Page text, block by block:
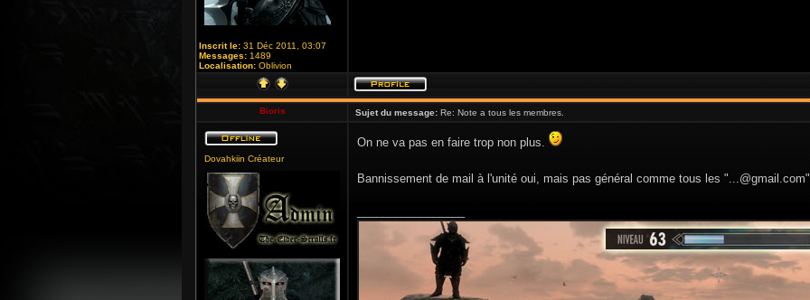
Inscrit le: 31 Déc 2011, 03:07
Messages: 1489
Localisation: Oblivion
Bioris Sujet du message: Re: Note a tous les membres.
Dovahkiin Créateur
On ne va pas en faire trop non plus.
Bannissement de mail à l'unité oui, mais pas général comme tous les "...@gmail.com"